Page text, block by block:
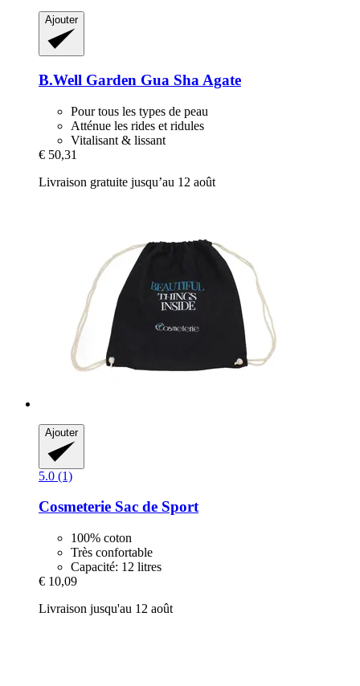
Ajouter
B.Well Garden Gua Sha Agate
Pour tous les types de peau
Atténue les rides et ridules
Vitalisant & lissant
€ 50,31
Livraison gratuite jusqu’au 12 août
Ajouter
5.0 (1)
Cosmeterie Sac de Sport
100% coton
Très confortable
Capacité: 12 litres
€ 10,09
Livraison jusqu'au 12 août